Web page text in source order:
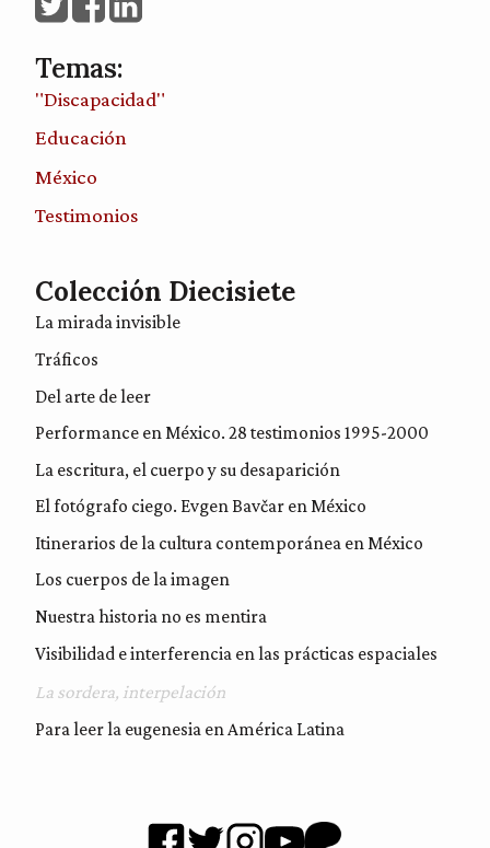
Temas:
"Discapacidad"
Educación
México
Testimonios
Colección Diecisiete
La mirada invisible
Tráficos
Del arte de leer
Performance en México. 28 testimonios 1995-2000
La escritura, el cuerpo y su desaparición
El fotógrafo ciego. Evgen Bavčar en México
Itinerarios de la cultura contemporánea en México
Los cuerpos de la imagen
Nuestra historia no es mentira
Visibilidad e interferencia en las prácticas espaciales
La sordera, interpelación
Para leer la eugenesia en América Latina